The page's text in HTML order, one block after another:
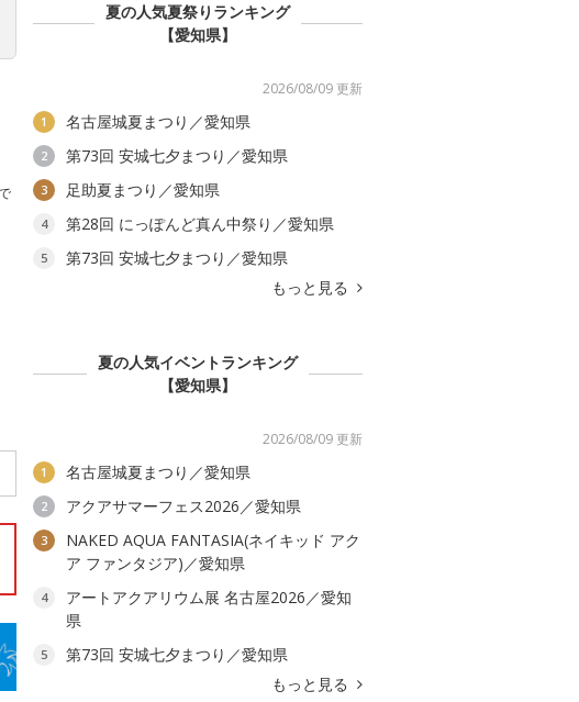
夏の人気夏祭りランキング
【愛知県】
2026/08/09 更新
1 名古屋城夏まつり／愛知県
2 第73回 安城七夕まつり／愛知県
3 足助夏まつり／愛知県
4 第28回 にっぽんど真ん中祭り／愛知県
5
第73回 安城七夕まつり／愛知県
もっと見る
夏の人気イベントランキング
【愛知県】
2026/08/09 更新
1 名古屋城夏まつり／愛知県
2 アクアサマーフェス2026／愛知県
3
NAKED AQUA FANTASIA(ネイキッド アク
ア ファンタジア)／愛知県
4
アートアクアリウム展 名古屋2026／愛知
県
5
第73回 安城七夕まつり／愛知県
もっと見る